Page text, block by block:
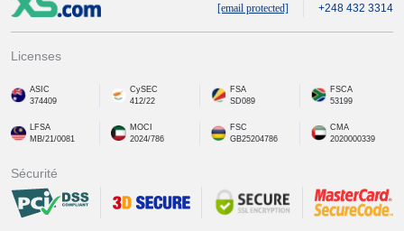
[email protected] +248 432 3314
Licenses
ASIC
374409
CySEC
412/22
FSA
SD089
FSCA
53199
LFSA
MB/21/0081
MOCI
2024/786
FSC
GB25204786
CMA
2020000339
Sécurité